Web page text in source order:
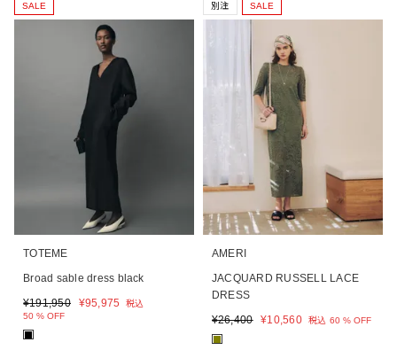
SALE
TOTEME
Broad sable dress black
¥191,950 ¥95,975
税込
50 % OFF
別注 SALE
AMERI
JACQUARD RUSSELL LACE
DRESS
¥26,400 ¥10,560 税込 60 % OFF